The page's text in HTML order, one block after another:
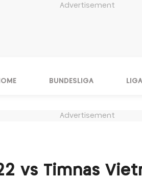
Advertisement
BUNDESLIGA
Advertisement
vs Timnas